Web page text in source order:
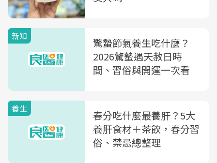
新知
驚蟄節氣養生吃什麼？
2026驚蟄遇天赦日時
間、習俗與開運一次看
養生
春分吃什麼最養肝？5大
養肝食材＋茶飲，春分習
俗、禁忌總整理